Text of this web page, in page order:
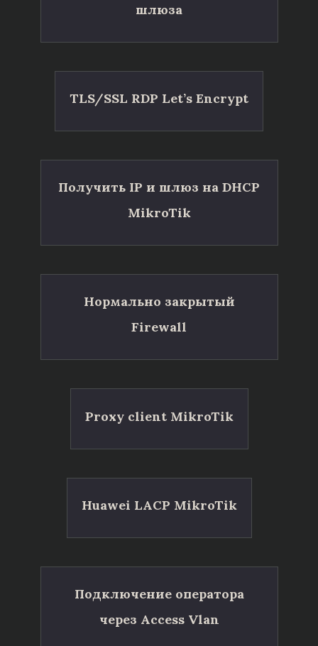
шлюза
TLS/SSL RDP Let’s Encrypt
Получить IP и шлюз на DHCP
MikroTik
Нормально закрытый
Firewall
Proxy client MikroTik
Huawei LACP MikroTik
Подключение оператора
через Access Vlan